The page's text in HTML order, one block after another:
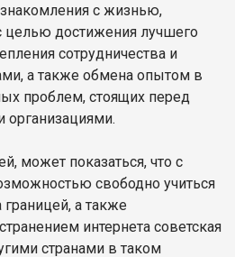
с жизнью,
целью достижения лучшего
сотрудничества и
а также обмена опытом в
проблем, стоящих перед
организациями.
может показаться, что с
свободно учиться
а также
интернета советская
странами в таком